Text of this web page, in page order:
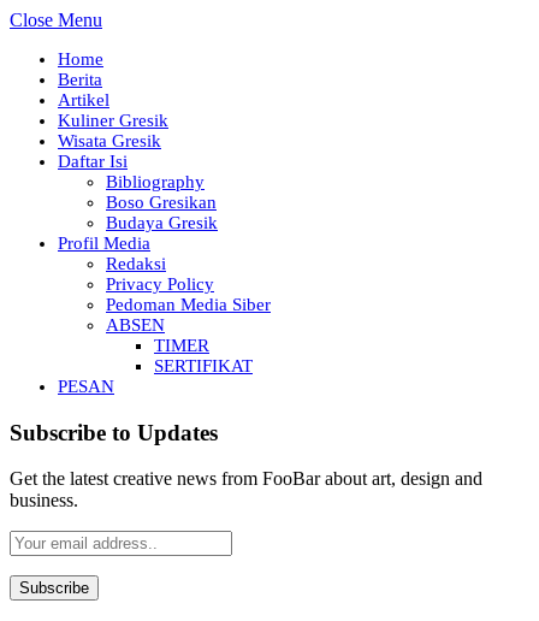
Close Menu
Home
Berita
Artikel
Kuliner Gresik
Wisata Gresik
Daftar Isi
Bibliography
Boso Gresikan
Budaya Gresik
Profil Media
Redaksi
Privacy Policy
Pedoman Media Siber
ABSEN
TIMER
SERTIFIKAT
PESAN
Subscribe to Updates
Get the latest creative news from FooBar about art, design and
business.